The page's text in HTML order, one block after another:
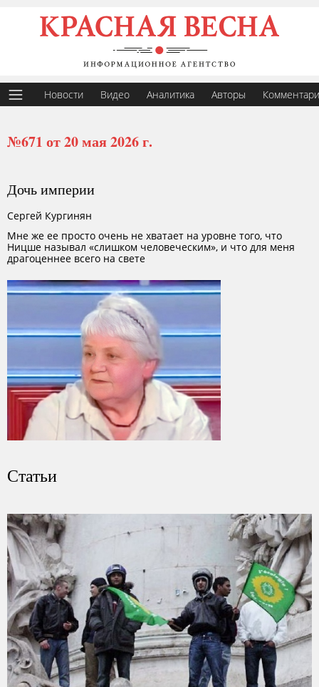
Новости Видео Аналитика Авторы
№671 от 20 мая 2026 г.
Дочь империи
Сергей Кургинян
Мне же ее просто очень не хватает на уровне того, что
Ницше называл «слишком человеческим», и что для меня
драгоценнее всего на свете
Статьи